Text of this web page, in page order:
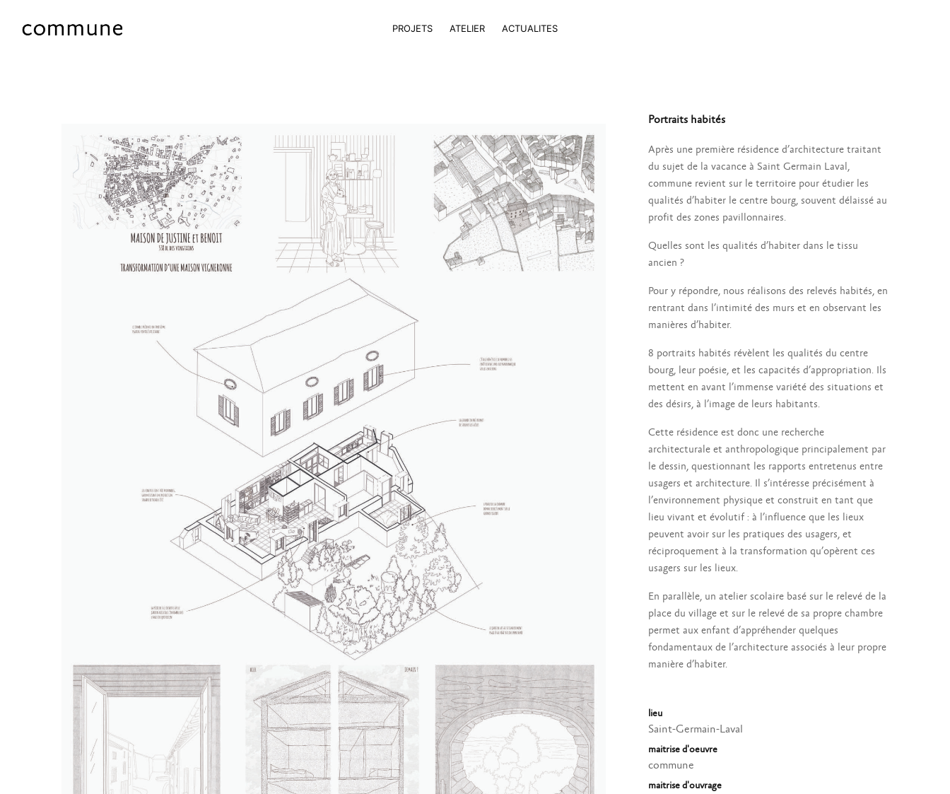
PROJETS ATELIER ACTUALITES
Portraits habités
Après une première résidence d’architecture traitant
du sujet de la vacance à Saint Germain Laval,
commune revient sur le territoire pour étudier les
qualités d’habiter le centre bourg, souvent délaissé au
profit des zones pavillonnaires.
Quelles sont les qualités d’habiter dans le tissu
ancien ?
Pour y répondre, nous réalisons des relevés habités, en
rentrant dans l’intimité des murs et en observant les
manières d’habiter.
8 portraits habités révèlent les qualités du centre
bourg, leur poésie, et les capacités d’appropriation. Ils
mettent en avant l’immense variété des situations et
des désirs, à l’image de leurs habitants.
Cette résidence est donc une recherche
architecturale et anthropologique principalement par
le dessin, questionnant les rapports entretenus entre
usagers et architecture. Il s’intéresse précisément à
l’environnement physique et construit en tant que
lieu vivant et évolutif : à l’influence que les lieux
peuvent avoir sur les pratiques des usagers, et
réciproquement à la transformation qu’opèrent ces
usagers sur les lieux.
En parallèle, un atelier scolaire basé sur le relevé de la
place du village et sur le relevé de sa propre chambre
permet aux enfant d’appréhender quelques
fondamentaux de l’architecture associés à leur propre
manière d’habiter.
lieu
Saint-Germain-Laval
maitrise d'oeuvre
commune
maitrise d'ouvrage